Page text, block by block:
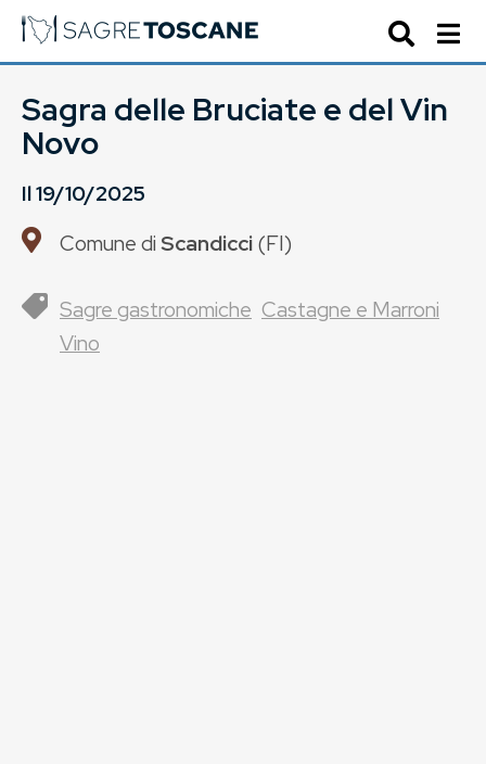
Sagra delle Bruciate e del Vin
Novo
Il19/10/2025
Comune diScandicci(FI)
Sagre gastronomiche Castagne e Marroni
Vino